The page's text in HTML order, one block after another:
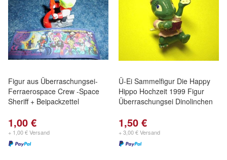
Figur aus Überraschungsei-
Ferraerospace Crew -Space
Sheriff + Beipackzettel
1,00 €
+ 1,00 € Versand
Ü-Ei Sammelfigur Die Happy
Hippo Hochzeit 1999 Figur
Überraschungsei Dinolinchen
1,50 €
+ 3,00 € Versand